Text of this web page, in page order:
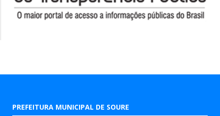
PREFEITURA MUNICIPAL DE SOURE